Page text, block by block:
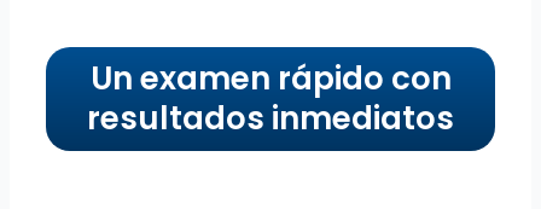
Un examen rápido con
resultados inmediatos